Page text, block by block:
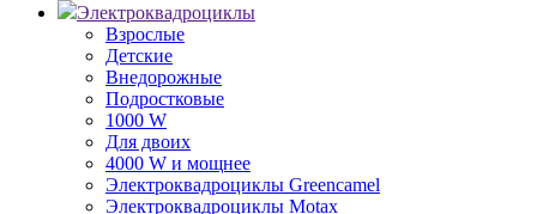
Электроквадроциклы
Взрослые
Детские
Внедорожные
Подростковые
1000 W
Для двоих
4000 W и мощнее
Электроквадроциклы Greencamel
Электроквадроциклы Motax